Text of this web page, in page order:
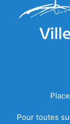
Pour toutes